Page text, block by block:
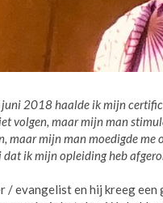
juni 2018 haalde ik mijn
volgen, maar mijn man
maar mijn man moedigde me
dat ik mijnopleiding heb
/ evangelist en hij kreeg